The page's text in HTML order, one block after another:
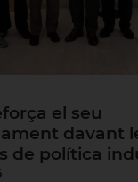
el seu
davant
de política